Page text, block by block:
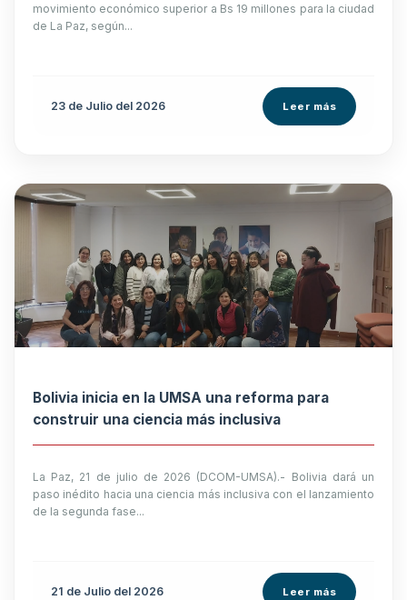
movimiento económico superior a Bs 19 millones para la ciudad
de La Paz, según...
23 de Julio del 2026 Leer más
Bolivia inicia en la UMSA una reforma para
construir una ciencia más inclusiva
La Paz, 21 de julio de 2026 (DCOM-UMSA).- Bolivia dará un
paso inédito hacia una ciencia más inclusiva con el lanzamiento
de la segunda fase...
21 de Julio del 2026 Leer más